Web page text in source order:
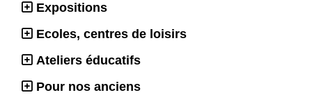
Expositions
Ecoles, centres de loisirs
Ateliers éducatifs
Pour nos anciens